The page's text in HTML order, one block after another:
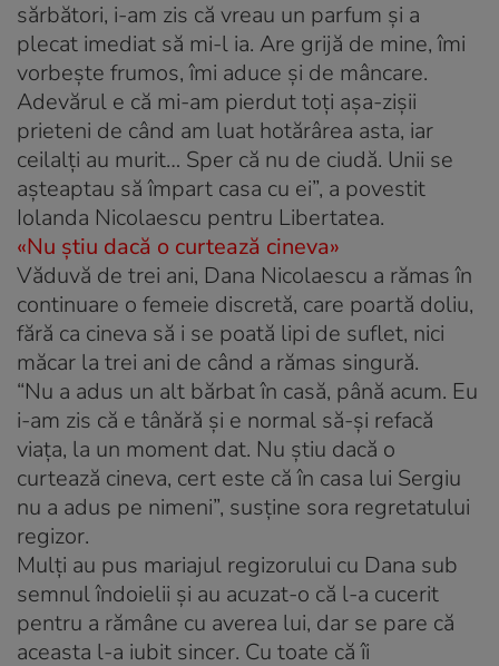
sărbători, i-am zis că vreau un parfum şi a
plecat imediat să mi-l ia. Are grijă de mine, îmi
vorbeşte frumos, îmi aduce şi de mâncare.
Adevărul e că mi-am pierdut toţi aşa-zişii
prieteni de când am luat hotărârea asta, iar
ceilalţi au murit… Sper că nu de ciudă. Unii se
aşteaptau să împart casa cu ei”, a povestit
Iolanda Nicolaescu pentru Libertatea.
«Nu ştiu dacă o curtează cineva»
Văduvă de trei ani, Dana Nicolaescu a rămas în
continuare o femeie discretă, care poartă doliu,
fără ca cineva să i se poată lipi de suflet, nici
măcar la trei ani de când a rămas singură.
“Nu a adus un alt bărbat în casă, până acum. Eu
i-am zis că e tânără şi e normal să-şi refacă
viaţa, la un moment dat. Nu ştiu dacă o
curtează cineva, cert este că în casa lui Sergiu
nu a adus pe nimeni”, susţine sora regretatului
regizor.
Mulţi au pus mariajul regizorului cu Dana sub
semnul îndoielii şi au acuzat-o că l-a cucerit
pentru a rămâne cu averea lui, dar se pare că
aceasta l-a iubit sincer. Cu toate că îi